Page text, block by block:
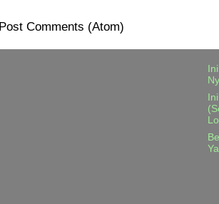
Post Comments (Atom)